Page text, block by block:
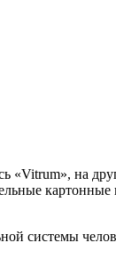
«Vitrum», на
системы